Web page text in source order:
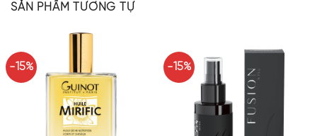
SẢN PHẨM TƯƠNG TỰ
-15% -15%